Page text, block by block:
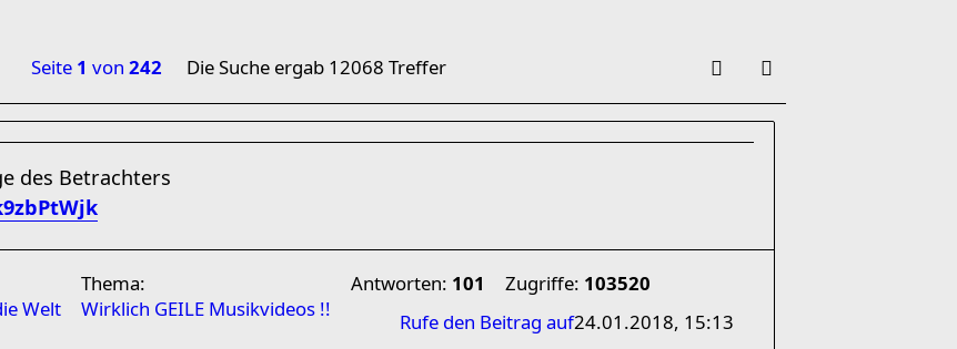
Seite 1 von 242 Die Suche ergab 12068 Treffer
des Betrachters
Welt
Thema:
Wirklich GEILE Musikvideos !!
Antworten: 101 Zugriffe: 103520
24.01.2018, 15:13
Rufe den Beitrag auf